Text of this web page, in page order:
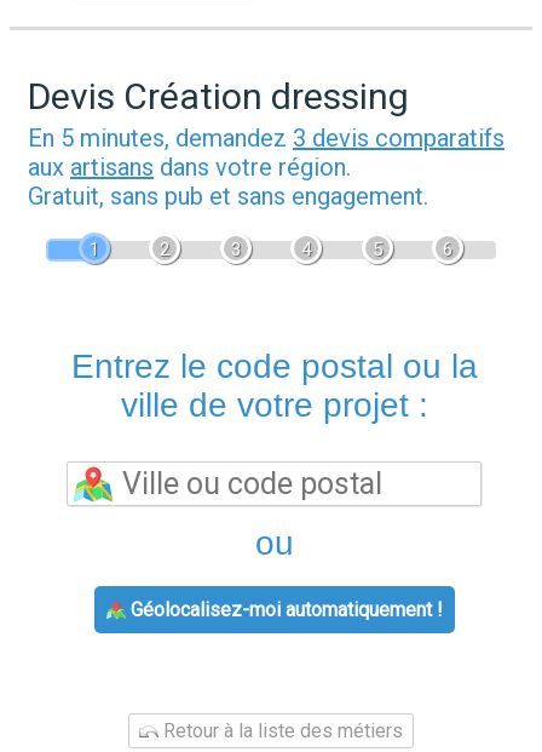
Devis Création dressing
En 5 minutes, demandez 3 devis comparatifs
aux artisans dans votre région.
Gratuit, sans pub et sans engagement.
1 2 3 4 5 6
Entrez le code postal ou la
ville de votre projet :
ou
Géolocalisez-moi automatiquement !
Retour à la liste des métiers